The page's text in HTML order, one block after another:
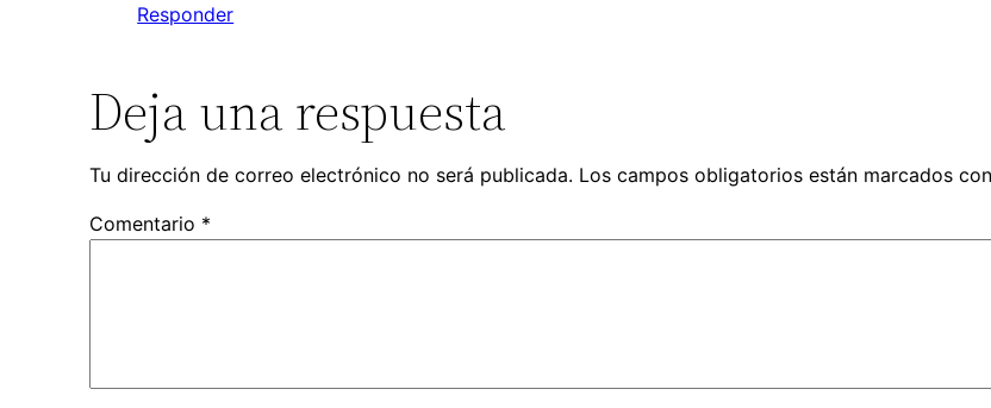
Responder
Deja una respuesta
Tu dirección de correo electrónico no será publicada. Los campos obligatorios están marcados con
Comentario *